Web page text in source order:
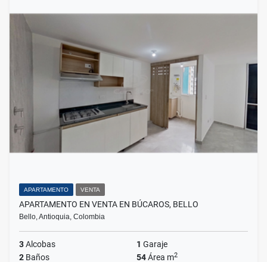
APARTAMENTO VENTA
APARTAMENTO EN VENTA EN BÚCAROS, BELLO
Bello, Antioquia, Colombia
3Alcobas 1 Garaje
2 Baños 54Área m2